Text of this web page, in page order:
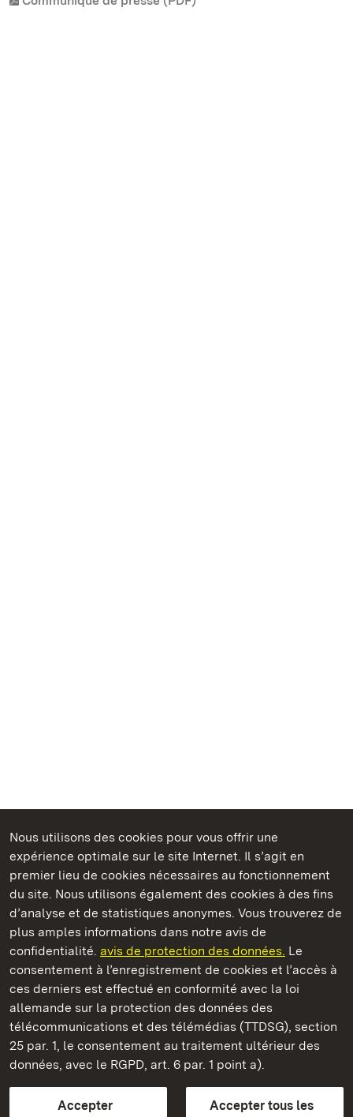
Nous utilisons des cookies pour vous offrir une
expérience optimale sur le site Internet. Il s’agit en
premier lieu de cookies nécessaires au fonctionnement
du site. Nous utilisons également des cookies à des fins
d’analyse et de statistiques anonymes. Vous trouverez de
plus amples informations dans notre avis de
confidentialité. avis de protection des données. Le
consentement à l’enregistrement de cookies et l’accès à
ces derniers est effectué en conformité avec la loi
allemande sur la protection des données des
télécommunications et des télémédias (TTDSG), section
25 par. 1, le consentement au traitement ultérieur des
données, avec le RGPD, art. 6 par. 1 point a).
Accepter
Accepter tous les
Châteaux et jardins publics du Bade-Wurtemberg
Staatliche Schlösser und Gärten Baden‑Württemberg
Châteaux et jardins publics du Bade-Wurtemberg
ContactFAQ et réponsesMentions légales
Protection des données
Explications sur l’accessibilité
BITV-konform (geprüfte Seiten)